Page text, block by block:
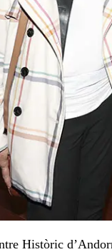
Històric